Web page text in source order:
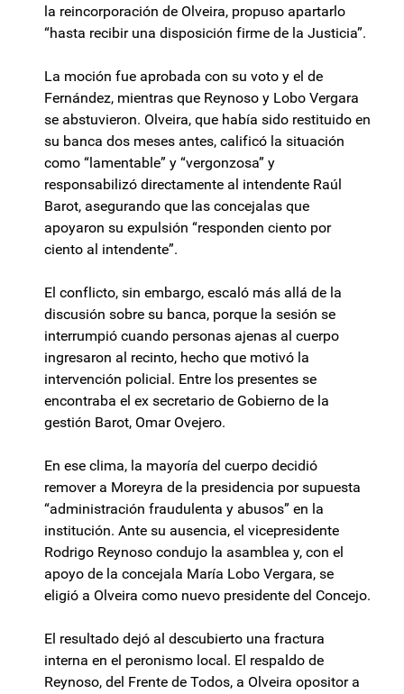
la reincorporación de Olveira, propuso apartarlo
“hasta recibir una disposición firme de la Justicia”.
La moción fue aprobada con su voto y el de
Fernández, mientras que Reynoso y Lobo Vergara
se abstuvieron. Olveira, que había sido restituido en
su banca dos meses antes, calificó la situación
como “lamentable” y “vergonzosa” y
responsabilizó directamente al intendente Raúl
Barot, asegurando que las concejalas que
apoyaron su expulsión “responden ciento por
ciento al intendente”.
El conflicto, sin embargo, escaló más allá de la
discusión sobre su banca, porque la sesión se
interrumpió cuando personas ajenas al cuerpo
ingresaron al recinto, hecho que motivó la
intervención policial. Entre los presentes se
encontraba el ex secretario de Gobierno de la
gestión Barot, Omar Ovejero.
En ese clima, la mayoría del cuerpo decidió
remover a Moreyra de la presidencia por supuesta
“administración fraudulenta y abusos” en la
institución. Ante su ausencia, el vicepresidente
Rodrigo Reynoso condujo la asamblea y, con el
apoyo de la concejala María Lobo Vergara, se
eligió a Olveira como nuevo presidente del Concejo.
El resultado dejó al descubierto una fractura
interna en el peronismo local. El respaldo de
Reynoso, del Frente de Todos, a Olveira opositor a